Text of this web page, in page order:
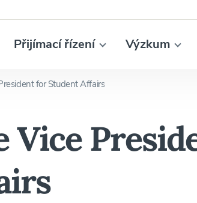
Přijímací řízení Výzkum
for Student Affairs
Vice